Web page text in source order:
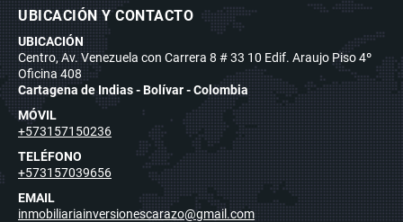
UBICACIÓN Y CONTACTO
UBICACIÓN
Centro, Av. Venezuela con Carrera 8 # 33 10 Edif. Araujo Piso 4º
Oficina 408
Cartagena de Indias - Bolívar - Colombia
MÓVIL
+573157150236
TELÉFONO
+573157039656
EMAIL
inmobiliariainversionescarazo@gmail.com